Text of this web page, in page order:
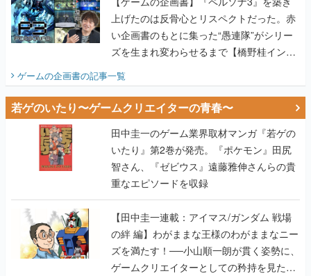
上げたのは反骨心とリスペクトだった。赤
い企画書のもとに集った“愚連隊”がシリー
ズを生まれ変わらせるまで【橋野桂インタ
ビュー】
ゲームの企画書の記事一覧
若ゲのいたり〜ゲームクリエイターの青春〜
田中圭一のゲーム業界取材マンガ『若ゲの
いたり』第2巻が発売。『ポケモン』田尻
智さん、『ゼビウス』遠藤雅伸さんらの貴
重なエピソードを収録
【田中圭一連載：アイマス/ガンダム 戦場
の絆 編】わがままな王様のわがままなニー
ズを満たす！──小山順一朗が貫く姿勢に、
ゲームクリエイターとしての矜持を見た